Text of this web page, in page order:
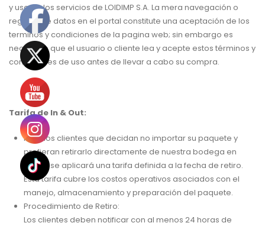
y uso de los servicios de LOIDIMP S.A. La mera navegación o
registro de datos en el portal constitute una aceptación de los
terminos y condiciones de la pagina web; sin embargo es
necesario que el usuario o cliente lea y acepte estos términos y
condiciones de uso antes de llevar a cabo su compra.
Tarifa de In & Out:
Para los clientes que decidan no importar su paquete y
prefieran retirarlo directamente de nuestra bodega en
Miami, se aplicará una tarifa definida a la fecha de retiro.
Esta tarifa cubre los costos operativos asociados con el
manejo, almacenamiento y preparación del paquete.
Procedimiento de Retiro:
Los clientes deben notificar con al menos 24 horas de